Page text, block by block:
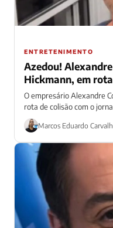
ENTRETENIMENTO
Azedou!
Hickmann, em
O empresário Alexandre
rota de colisão com o
recentes...
Marcos Eduardo